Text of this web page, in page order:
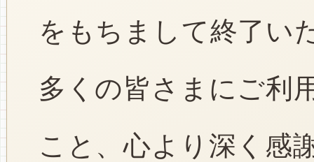
をもちまして終了い
多くの皆さまにご利
こと、心より深く感